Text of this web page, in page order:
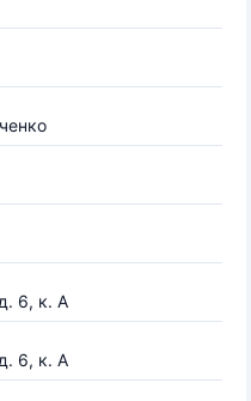
6, к. А
6, к. А